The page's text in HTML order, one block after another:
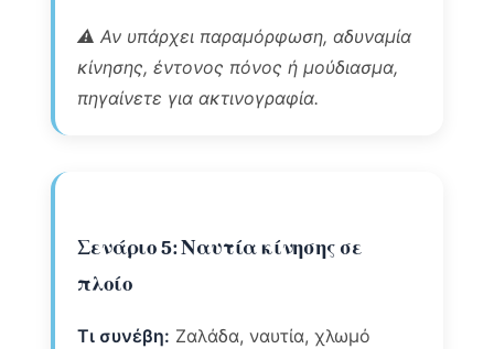
⚠️ Αν υπάρχει παραμόρφωση, αδυναμία
κίνησης, έντονος πόνος ή μούδιασμα,
πηγαίνετε για ακτινογραφία.
Σενάριο 5: Ναυτία κίνησης σε
πλοίο
Τι συνέβη: Ζαλάδα, ναυτία, χλωμό